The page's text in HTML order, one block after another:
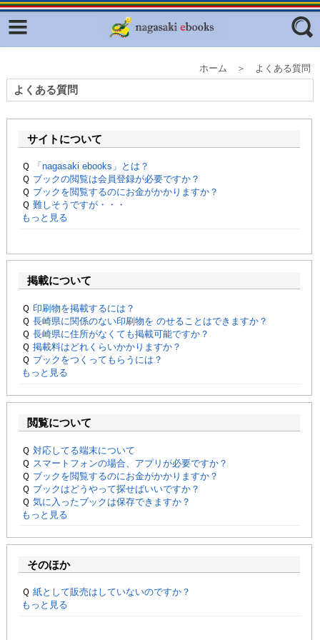
フリーワード
エリア
ホーム ＞ よくある質問
よくある質問
サイトについて
Ｑ
「nagasaki ebooks」とは？
Ｑ ブックの閲覧は会員登録が必要ですか？
Ｑ ブックを閲覧するのにお金がかかりますか？
Ｑ 難しそうですが・・・
もっと見る
掲載について
Ｑ 印刷物を掲載するには？
Ｑ 長崎県に関係のない印刷物を のせることはできますか？
Ｑ 長崎県に住所がなくても掲載可能ですか？
Ｑ 掲載料はどれくらいかかりますか？
Ｑ ブックをつくってもらうには？
もっと見る
閲覧について
Ｑ 対応してる端末について
Ｑ スマートフォンの場合、アプリが必要ですか？
Ｑ ブックを閲覧するのにお金がかかりますか？
Ｑ ブックはどうやって探せばいいですか？
Ｑ 気に入ったブックは保存できますか？
もっと見る
そのほか
Ｑ 紙として販売はしていないのですか？
もっと見る
Facebook
東京観光デジタルパンフレットギャ
ラリー（TOKYO Brochures）
復興応援企画
はじめてご利用される方へ
コンテンツ
広報誌ナビ
明治日本の産業革命遺産
長崎と天草地方の潜伏キリシタン
ハイスクールナビ
小・中学校ナビ
おおむらebooks
みなみしまばらebooks
ながさき市ebooks
さいかいイーブックス